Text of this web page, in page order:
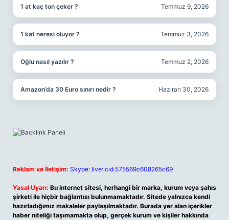
1 at kaç ton çeker ? Temmuz 9, 2026
1 kat neresi oluyor ? Temmuz 3, 2026
Oğlu nasıl yazılır ? Temmuz 2, 2026
Amazon’da 30 Euro sınırı nedir ? Haziran 30, 2026
Reklam ve İletişim: Skype: live:.cid.575569c608265c69
Yasal Uyarı: Bu internet sitesi, herhangi bir marka, kurum veya şahıs
şirketi ile hiçbir bağlantısı bulunmamaktadır. Sitede yalnızca kendi
hazırladığımız makaleler paylaşılmaktadır. Burada yer alan içerikler
haber niteliği taşımamakta olup, gerçek kurum ve kişiler hakkında